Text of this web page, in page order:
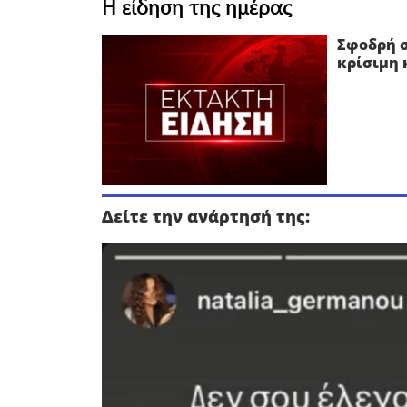
Η είδηση της ημέρας
Σφοδρή
κρίσιμη
Δείτε την ανάρτησή της: